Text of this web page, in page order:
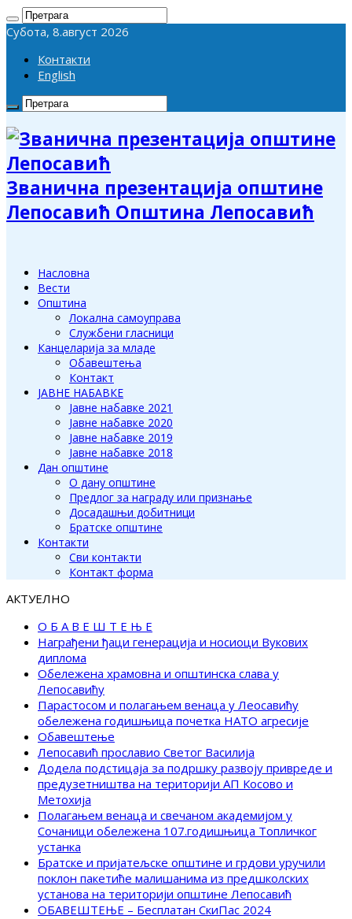
Субота, 8.август 2026
Контакти
English
Званична презентација општине
Лепосавић Општина Лепосавић
Насловна
Вести
Општина
Локална самоуправа
Службени гласници
Канцеларија за младе
Обавештења
Контакт
ЈАВНЕ НАБАВКЕ
Јавне набавке 2021
Јавне набавке 2020
Јавне набавке 2019
Јавне набавке 2018
Дан општине
О дану општине
Предлог за награду или признање
Досадашњи добитници
Братске општине
Контакти
Сви контакти
Контакт форма
АКТУЕЛНО
О Б А В Е Ш Т Е Њ Е
Награђени ђаци генерација и носиоци Вукових
диплома
Обележена храмовна и општинска слава у
Лепосавићу
Парастосом и полагањем венаца у Леосавићу
обележена годишњица почетка НАТО агресије
Обавештење
Лепосавић прославио Светог Василија
Додела подстицаја за подршку развоју привреде и
предузетништва на територији АП Косово и
Метохија
Полагањем венаца и свечаном академијом у
Сочаници обележена 107.годишњица Топличког
устанка
Братске и пријатељске општине и грдови уручили
поклон пакетиће малишанима из предшколских
установа на територији општине Лепосавић
ОБАВЕШТЕЊЕ – Бесплатан СкиПас 2024